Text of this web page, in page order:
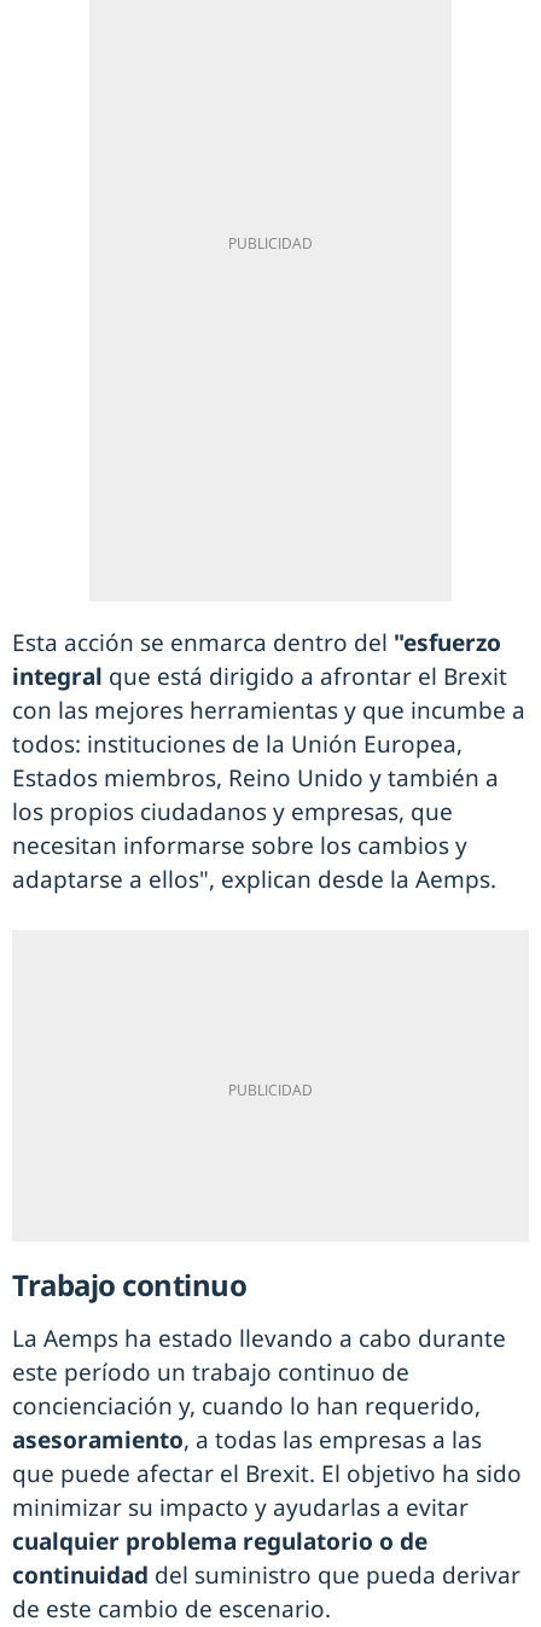
Esta acción se enmarca dentro del "esfuerzo
integral que está dirigido a afrontar el Brexit
con las mejores herramientas y que incumbe a
todos: instituciones de la Unión Europea,
Estados miembros, Reino Unido y también a
los propios ciudadanos y empresas, que
necesitan informarse sobre los cambios y
adaptarse a ellos", explican desde la Aemps.
Trabajo continuo
La Aemps ha estado llevando a cabo durante
este período un trabajo continuo de
concienciación y, cuando lo han requerido,
asesoramiento, a todas las empresas a las
que puede afectar el Brexit. El objetivo ha sido
minimizar su impacto y ayudarlas a evitar
cualquier problema regulatorio o de
continuidad del suministro que pueda derivar
de este cambio de escenario.